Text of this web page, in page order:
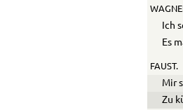
Ich
Es
FAUST.
Mir
Zu